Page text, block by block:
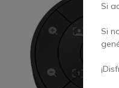
Si
Si